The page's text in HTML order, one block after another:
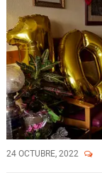
24 OCTUBRE, 2022